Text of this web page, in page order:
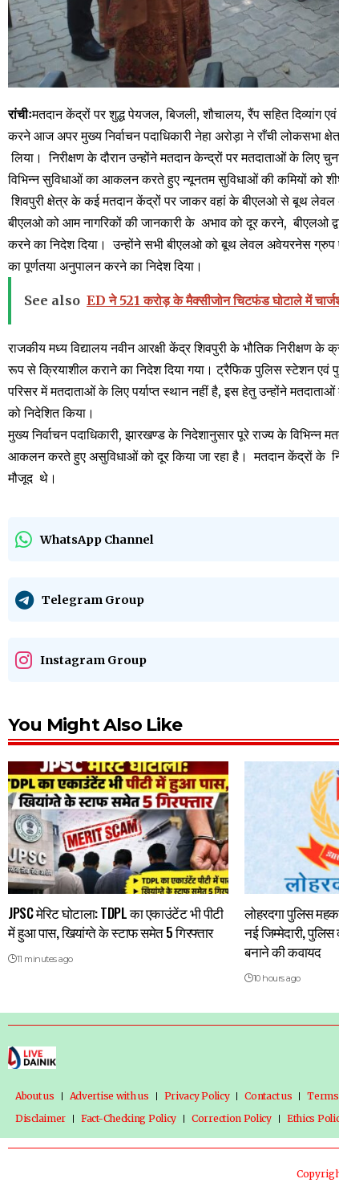
रांचीःमतदान केंद्रों पर शुद्ध पेयजल, बिजली, शौचालय, रैंप सहित दिव्यांग
करने आज अपर मुख्य निर्वाचन पदाधिकारी नेहा अरोड़ा ने राँची लोकसभा
लिया। निरीक्षण के दौरान उन्होंने मतदान केन्द्रों पर मतदाताओं के लिए
विभिन्न सुविधाओं का आकलन करते हुए न्यूनतम सुविधाओं की कमियों को
शिवपुरी क्षेत्र के कई मतदान केंद्रों पर जाकर वहां के बीएलओ से बूथ
बीएलओ को आम नागरिकों की जानकारी के अभाव को दूर करने, बीएलओ
करने का निदेश दिया। उन्होंने सभी बीएलओ को बूथ लेवल अवेयरनेस ग्रुप
का पूर्णतया अनुपालन करने का निदेश दिया।
See also ED ने 521 करोड़ के मैक्सीजोन चिटफंड घोटाले में
राजकीय मध्य विद्यालय नवीन आरक्षी केंद्र शिवपुरी के भौतिक निरीक्षण के
रूप से क्रियाशील कराने का निदेश दिया गया। ट्रैफिक पुलिस स्टेशन एवं
परिसर में मतदाताओं के लिए पर्याप्त स्थान नहीं है, इस हेतु उन्होंने
को निदेशित किया।
मुख्य निर्वाचन पदाधिकारी, झारखण्ड के निदेशानुसार पूरे राज्य के विभिन्न
आकलन करते हुए असुविधाओं को दूर किया जा रहा है। मतदान केंद्रों के
मौजूद थे।
WhatsApp Channel
Telegram Group
Instagram Group
You Might Also Like
JPSC मेरिट घोटाला: TDPL का एकाउंटेंट भी पीटी
में हुआ पास, खियांग्ते के स्टाफ समेत 5 गिरफ्तार
11 minutes ago
लोहरदगा पुलिस
नई जिम्मेदारी,
बनाने की कवायद
10 hours ago
About us Advertise with us Privacy Policy Contact us
Disclaimer
Fact-Checking Policy Correction Policy Ethics